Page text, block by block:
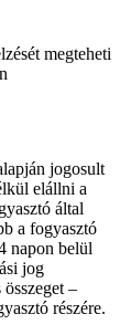
megteheti
jogosult
elállni a
által
a fogyasztó
napon belül
jog
–
részére.